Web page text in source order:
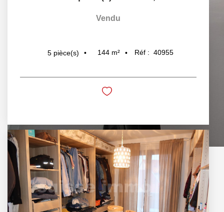
Vendu
5 pièce(s) 144 m² Réf : 40955